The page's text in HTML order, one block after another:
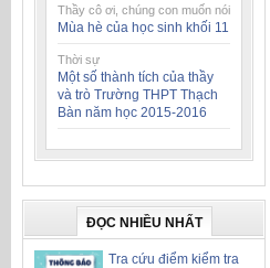
Thầy cô ơi, chúng con muốn nói
Mùa hè của học sinh khối 11
Thời sự
Một số thành tích của thầy
và trò Trường THPT Thạch
Bàn năm học 2015-2016
ĐỌC NHIỀU NHẤT
Tra cứu điểm kiểm tra